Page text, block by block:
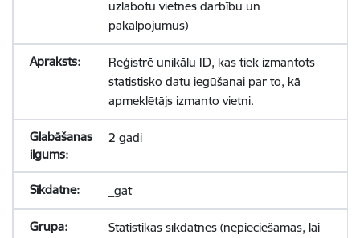
uzlabotu vietnes darbību un
pakalpojumus)
Reģistrē unikālu ID, kas tiek izmantots
statistisko datu iegūšanai par to, kā
apmeklētājs izmanto vietni.
2 gadi
_gat
Statistikas sīkdatnes (nepieciešamas, lai